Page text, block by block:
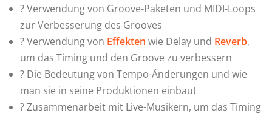
? Verwendung von Groove-Paketen und MIDI-Loops
zur Verbesserung des Grooves
?️ Verwendung von Effekten wie Delay und Reverb,
um das Timing und den Groove zu verbessern
? Die Bedeutung von Tempo-Änderungen und wie
man sie in seine Produktionen einbaut
? Zusammenarbeit mit Live-Musikern, um das Timing